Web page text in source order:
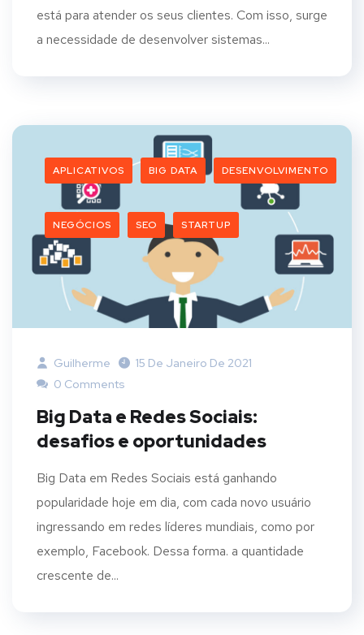
está para atender os seus clientes. Com isso, surge
a necessidade de desenvolver sistemas...
APLICATIVOS BIG DATA DESENVOLVIMENTO
NEGÓCIOS SEO STARTUP
Guilherme
15 De Janeiro De 2021
0 Comments
Big Data e Redes Sociais:
desafios e oportunidades
Big Data em Redes Sociais está ganhando
popularidade hoje em dia, com cada novo usuário
ingressando em redes líderes mundiais, como por
exemplo, Facebook. Dessa forma. a quantidade
crescente de...